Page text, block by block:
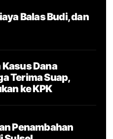
Balas Budi, dan
Dana
Terima Suap,
ke KPK
Penambahan